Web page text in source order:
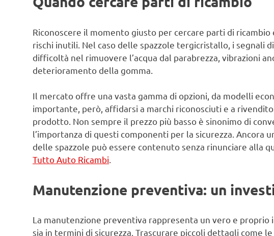
Riconoscere il momento giusto per cercare parti di
rischi inutili. Nel caso delle spazzole tergicristallo, i segnali
difficoltà nel rimuovere l’acqua dal parabrezza, vibrazioni
deterioramento della gomma.
Il mercato offre una vasta gamma di opzioni, da modelli
importante, però, affidarsi a marchi riconosciuti e a
prodotto. Non sempre il prezzo più basso è sinonimo di
l’importanza di questi componenti per la sicurezza. Ancora
delle spazzole può essere contenuto senza rinunciare alla
Tutto Auto Ricambi.
Manutenzione preventiva: un
La manutenzione preventiva rappresenta un vero e
sia in termini di sicurezza. Trascurare piccoli dettagli come